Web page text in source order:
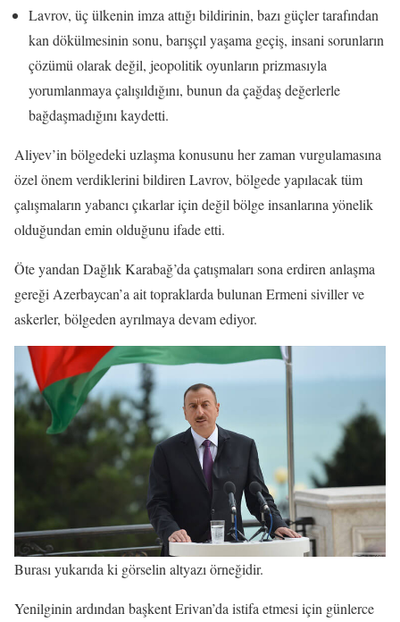
Lavrov, üç ülkenin imza attığı bildirinin, bazı güçler tarafından
kan dökülmesinin sonu, barışçıl yaşama geçiş, insani sorunların
çözümü olarak değil, jeopolitik oyunların prizmasıyla
yorumlanmaya çalışıldığını, bunun da çağdaş değerlerle
bağdaşmadığını kaydetti.
Aliyev’in bölgedeki uzlaşma konusunu her zaman vurgulamasına
özel önem verdiklerini bildiren Lavrov, bölgede yapılacak tüm
çalışmaların yabancı çıkarlar için değil bölge insanlarına yönelik
olduğundan emin olduğunu ifade etti.
Öte yandan Dağlık Karabağ’da çatışmaları sona erdiren anlaşma
gereği Azerbaycan’a ait topraklarda bulunan Ermeni siviller ve
askerler, bölgeden ayrılmaya devam ediyor.
Burası yukarıda ki görselin altyazı örneğidir.
Yenilginin ardından başkent Erivan’da istifa etmesi için günlerce